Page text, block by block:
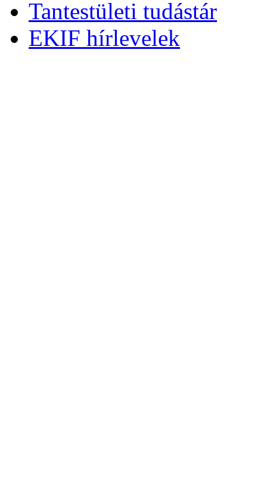
Tantestületi tudástár
EKIF hírlevelek